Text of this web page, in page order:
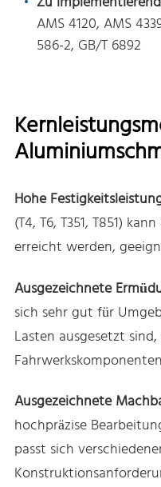
AMS 4120, AMS
586-2, GB/T 6892
Hohe
(T4, T6, T351, T851)
erreicht werden,
Ausgezeichnete
sich sehr gut für
Lasten ausgesetzt
Ausgezeichnete
hochpräzise
passt sich